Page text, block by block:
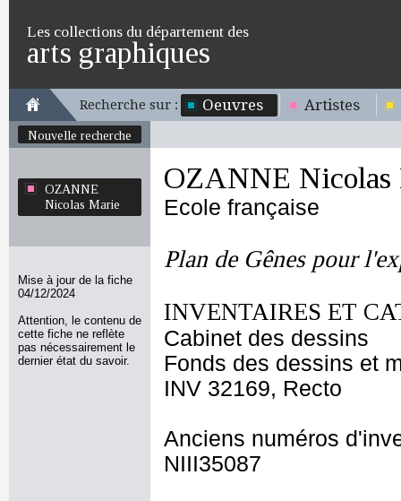
Les collections du département des
arts graphiques
Recherche sur : Oeuvres Artistes
Nouvelle recherche
OZANNE
Nicolas Marie
Mise à jour de la fiche
04/12/2024
Attention, le contenu de
cette fiche ne reflète
pas nécessairement le
dernier état du savoir.
OZANNE Nicolas
Ecole française
Plan de Gênes pour
INVENTAIRES ET
Cabinet des dessins
Fonds des dessins et
INV 32169, Recto
Anciens numéros
NIII35087